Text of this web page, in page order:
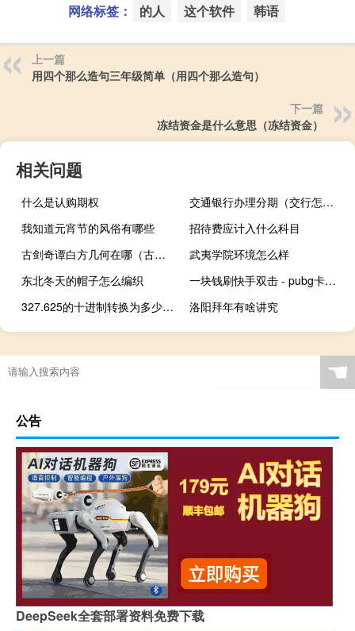
网络标签： 的人 这个软件 韩语
上一篇
用四个那么造句三年级简单（用四个那么造句）
下一篇
冻结资金是什么意思（冻结资金）
相关问题
什么是认购期权
交通银行办理分期（交行怎么申请分期付款）
我知道元宵节的风俗有哪些
招待费应计入什么科目
古剑奇谭白方几何在哪（古剑奇谭白方几何）
武夷学院环境怎么样
东北冬天的帽子怎么编织
一块钱刷快手双击 - pubg卡网24小时自助下单
327.625的十进制转换为多少二进制（与八进制数16.327等值的二进制数是）
洛阳拜年有啥讲究
☚
公告
DeepSeek全套部署资料免费下载